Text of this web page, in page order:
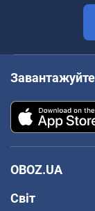
OBOZ.UA
Світ